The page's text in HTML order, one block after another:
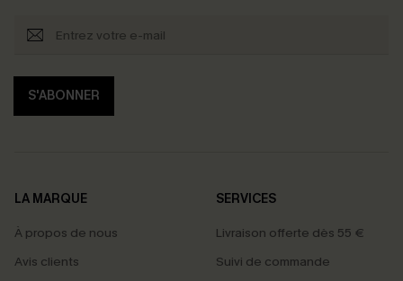
S'ABONNER
LA MARQUE
À propos de nous
Avis clients
SERVICES
Livraison offerte dès 55 €
Suivi de commande